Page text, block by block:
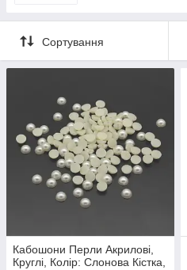
Сортування
Кабошони Перли Акрилові,
Круглі, Колір: Слонова Кістка,